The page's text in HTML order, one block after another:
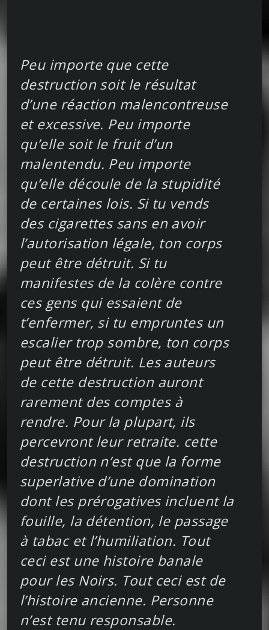
Peu importe que cette
destruction soit le résultat
d’une réaction malencontreuse
et excessive. Peu importe
qu’elle soit le fruit d’un
malentendu. Peu importe
qu’elle découle de la stupidité
de certaines lois. Si tu vends
des cigarettes sans en avoir
l’autorisation légale, ton corps
peut être détruit. Si tu
manifestes de la colère contre
ces gens qui essaient de
t’enfermer, si tu empruntes un
escalier trop sombre, ton corps
peut être détruit. Les auteurs
de cette destruction auront
rarement des comptes à
rendre. Pour la plupart, ils
percevront leur retraite. cette
destruction n’est que la forme
superlative d’une domination
dont les prérogatives incluent la
fouille, la détention, le passage
à tabac et l’humiliation. Tout
ceci est une histoire banale
pour les Noirs. Tout ceci est de
l’histoire ancienne. Personne
n’est tenu responsable.